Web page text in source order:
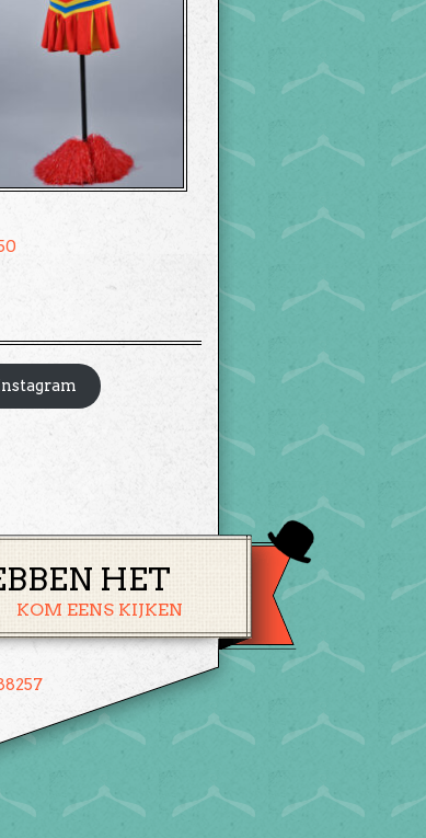
HET
KOM EENS KIJKEN